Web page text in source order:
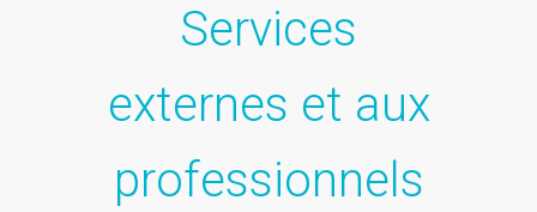
Services
externes et aux
professionnels